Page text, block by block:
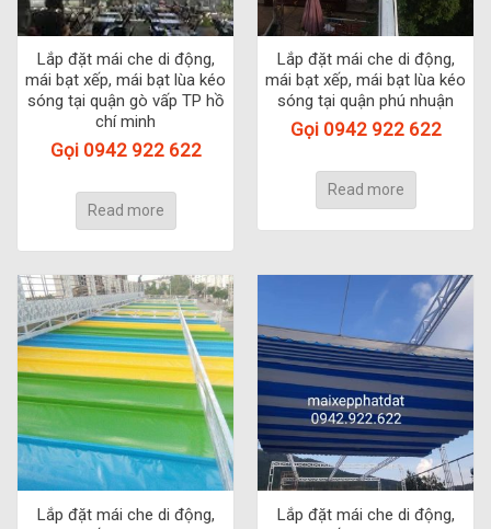
Lắp đặt mái che di động,
mái bạt xếp, mái bạt lùa kéo
sóng tại quận gò vấp TP hồ
chí minh
Gọi 0942 922 622
Read more
Lắp đặt mái che di động,
mái bạt xếp, mái bạt lùa kéo
sóng tại quận phú nhuận
Gọi 0942 922 622
Read more
Lắp đặt mái che di động,
Lắp đặt mái che di động,